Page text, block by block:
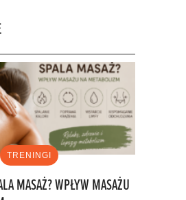
TRENINGI
MASAŻ? WPŁYW MASAŻU